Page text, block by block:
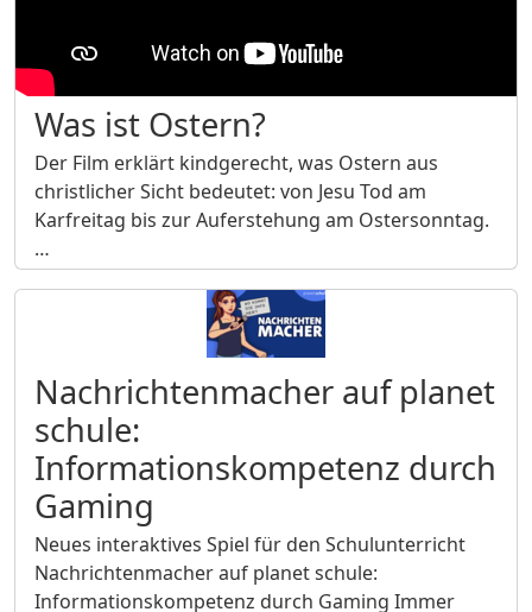
Was ist Ostern?
Der Film erklärt kindgerecht, was Ostern aus
christlicher Sicht bedeutet: von Jesu Tod am
Karfreitag bis zur Auferstehung am Ostersonntag.
…
Nachrichtenmacher auf planet
schule:
Informationskompetenz durch
Gaming
Neues interaktives Spiel für den Schulunterricht
Nachrichtenmacher auf planet schule:
Informationskompetenz durch Gaming Immer